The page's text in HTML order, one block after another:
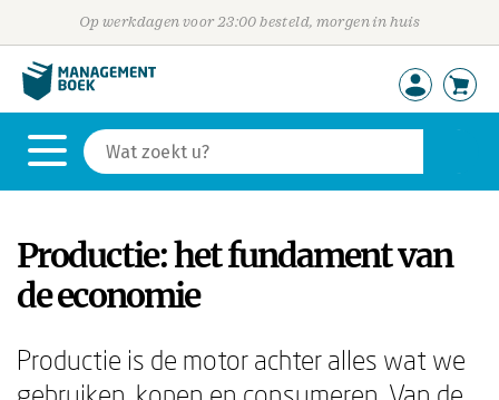
Op werkdagen voor 23:00 besteld, morgen in huis
Productie: het fundament van
de economie
Productie is de motor achter alles wat we